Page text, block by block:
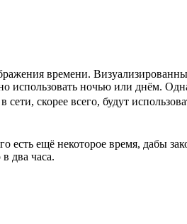
времени.
ночью или днём.
сети, скорее всего, будут
ещё некоторое время, дабы
два часа.